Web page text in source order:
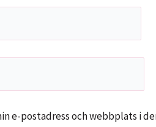
e-postadress och webbplats i